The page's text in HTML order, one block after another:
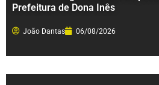
Prefeitura de Dona Inês
João Dantas 06/08/2026